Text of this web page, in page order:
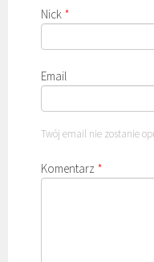
Nick *
Email
Twój email nie zostanie
Komentarz *